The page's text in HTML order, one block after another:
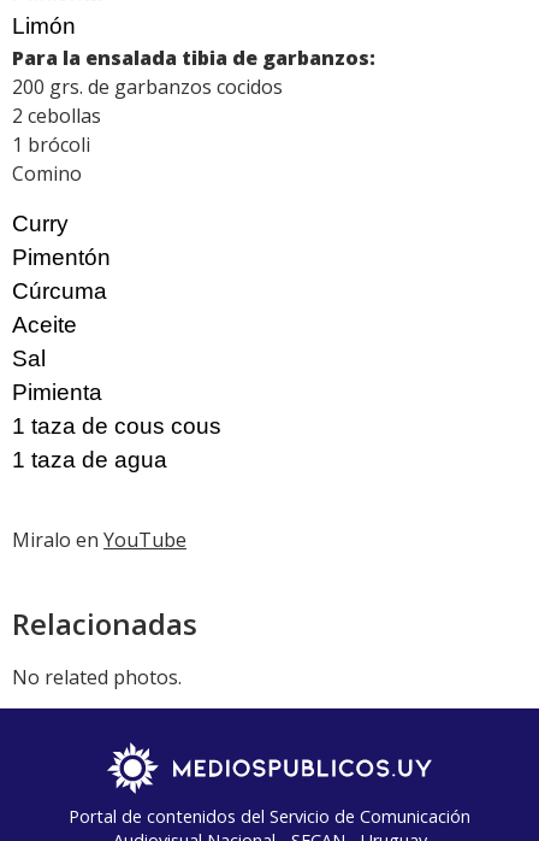
Limón
Para la ensalada tibia de garbanzos:
200 grs. de garbanzos cocidos
2 cebollas
1 brócoli
Comino
Curry
Pimentón
Cúrcuma
Aceite
Sal
Pimienta
1 taza de cous cous
1 taza de agua
Miralo en YouTube
Relacionadas
No related photos.
Portal de contenidos del Servicio de Comunicación